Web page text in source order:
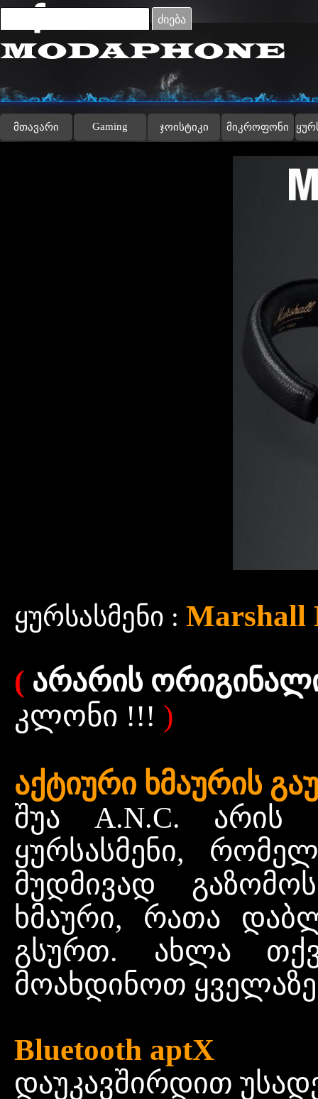
Go to content
ძიება
მთავარი Gaming ჯოისტიკი მიკროფონი
ყურსასმენი :Marshall
( არარის
კლონი !!! )
აქტიური ხმაურის
შუა A.N.C. არის
ყურსასმენი,
მუდმივად
გაზომოს
ხმაური, რათა
გსურთ. ახლა
მოახდინოთ ყველაზე
Bluetooth aptX
დაუკავშირდით